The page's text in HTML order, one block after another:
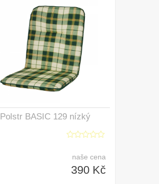
Polstr BASIC 129 nízký
naše cena
390 Kč